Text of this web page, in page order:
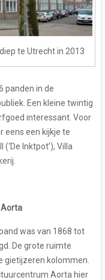
te Utrecht in 2013
panden in de
Een kleine twintig
interessant. Voor
eens een kijkje te
Inktpot’), Villa
was van 1868 tot
De grote ruimte
gietijzeren kolommen.
Aorta hier